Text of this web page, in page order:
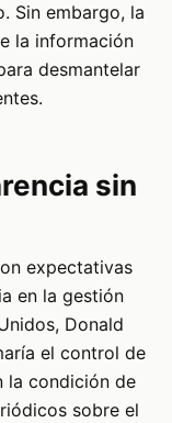
Sin embargo, la
la información
desmantelar
sin
expectativas
en la gestión
Donald
el control de
la condición de
sobre el